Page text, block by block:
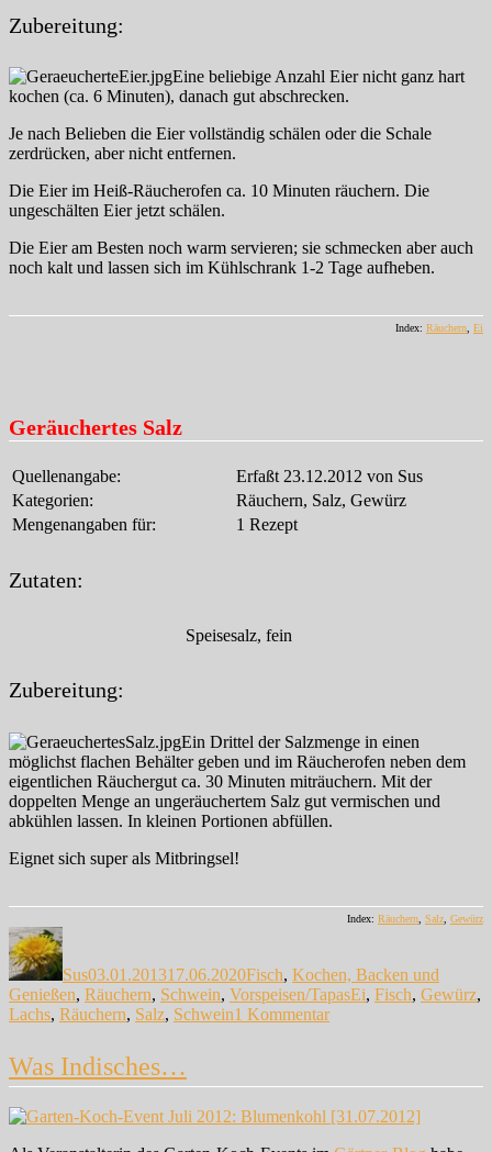
Zubereitung:
Eine beliebige Anzahl Eier nicht ganz hart
kochen (ca. 6 Minuten), danach gut abschrecken.
Je nach Belieben die Eier vollständig schälen oder die Schale
zerdrücken, aber nicht entfernen.
Die Eier im Heiß-Räucherofen ca. 10 Minuten räuchern. Die
ungeschälten Eier jetzt schälen.
Die Eier am Besten noch warm servieren; sie schmecken aber auch
noch kalt und lassen sich im Kühlschrank 1-2 Tage aufheben.
Index: Räuchern, Ei
Geräuchertes Salz
Quellenangabe:
Erfaßt 23.12.2012 von Sus
Kategorien:
Räuchern, Salz, Gewürz
Mengenangaben für:
1 Rezept
Zutaten:
Speisesalz, fein
Zubereitung:
Ein Drittel der Salzmenge in einen
möglichst flachen Behälter geben und im Räucherofen neben dem
eigentlichen Räuchergut ca. 30 Minuten miträuchern. Mit der
doppelten Menge an ungeräuchertem Salz gut vermischen und
abkühlen lassen. In kleinen Portionen abfüllen.
Eignet sich super als Mitbringsel!
Index: Räuchern Salz Gewürz
Autor
Sus03.01.201317.06.2020Fisch, Kochen, Backen und
Genießen, Räuchern, Schwein, Vorspeisen/TapasSchlagwörter
Ei, Fisch, Gewürz,
Lachs, Räuchern, Salz, Schwein1 Kommentarzu
Vorspeise
–
Was Indisches…